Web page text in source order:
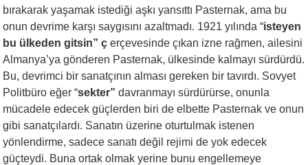
bırakarak yaşamak istediği aşkı yansıttı Pasternak, ama bu
onun devrime karşı saygısını azaltmadı. 1921 yılında “isteyen
bu ülkeden gitsin” ç erçevesinde çıkan izne rağmen, ailesini
Almanya’ya gönderen Pasternak, ülkesinde kalmayı sürdürdü.
Bu, devrimci bir sanatçının alması gereken bir tavırdı. Sovyet
Politbüro eğer “sekter”davranmayı sürdürürse, onunla
mücadele edecek güçlerden biri de elbette Pasternak ve onun
gibi sanatçılardı. Sanatın üzerine oturtulmak istenen
yönlendirme, sadece sanatı değil rejimi de yok edecek
güçteydi. Buna ortak olmak yerine bunu engellemeye